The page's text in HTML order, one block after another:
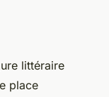
littéraire
place